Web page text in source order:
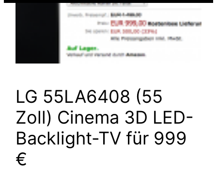
LG 55LA6408 (55
Zoll) Cinema 3D LED-
Backlight-TV für 999
€